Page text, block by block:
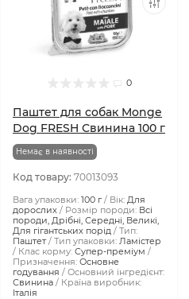
0
Паштет для собак Monge
Dog FRESH Свинина 100 г
Немає в наявності
Код товару: 70013093
Вага упаковки: 100 г Вік: Для
дорослих
Розмір породи: Всі
породи, Дрібні, Середні, Великі,
Для гігантських порід
Тип:
Паштет
Тип упаковки: Ламістер
Клас корму: Супер-преміум
Призначення: Основне
годування
Основний інгредієнт:
Свинина
Країна виробник:
Італія